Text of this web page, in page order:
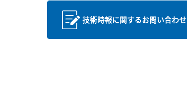
技術時報に関するお問い合わせ